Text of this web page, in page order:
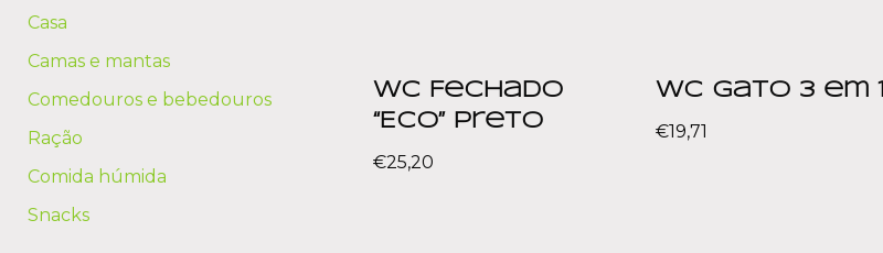
Casa
Camas e mantas
Comedouros e bebedouros
Ração
Comida húmida
Snacks
WC Fechado
“Eco” Preto
€25,20
WC Gato 3 em 1
€19,71